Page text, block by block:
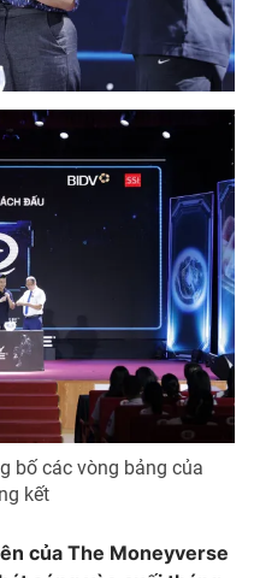
bố các vòng bảng của
kết
của The Moneyverse